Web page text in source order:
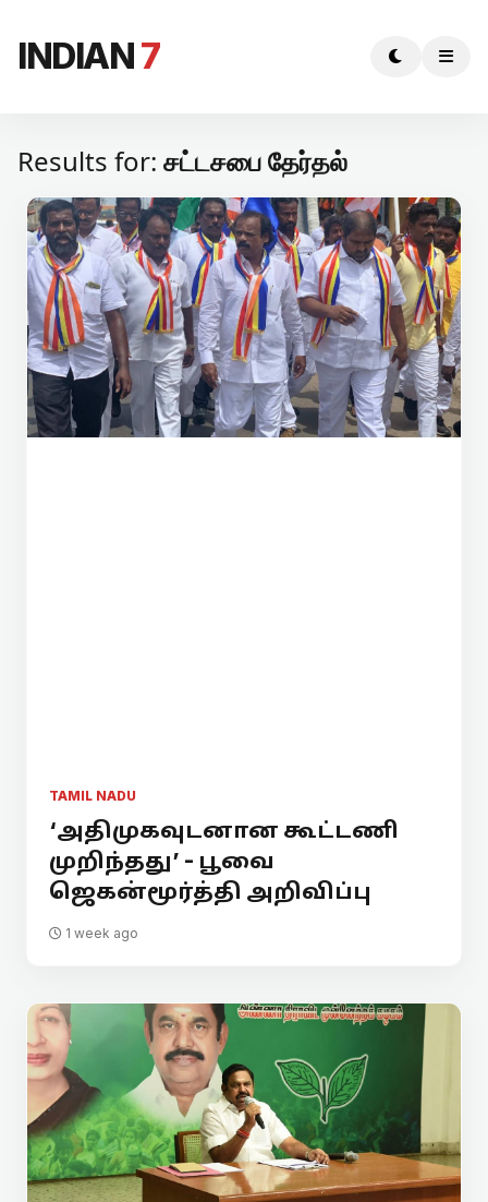
INDIAN7
Results for: சட்டசபை தேர்தல்
TAMIL NADU
‘அதிமுகவுடனான கூட்டணி
முறிந்தது’ - பூவை
ஜெகன்மூர்த்தி அறிவிப்பு
1 week ago